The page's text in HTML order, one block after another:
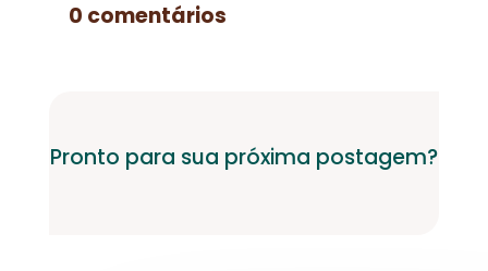
0 comentários
Pronto para sua próxima postagem?